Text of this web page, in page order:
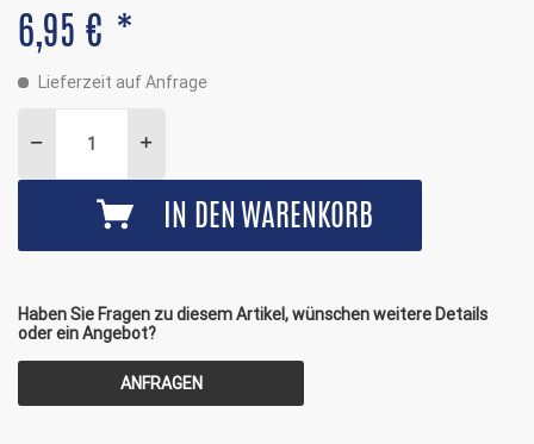
6,95 € *
Lieferzeit auf Anfrage
IN DENWARENKORB
Haben Sie Fragen zu diesem Artikel, wünschen weitere Details
oder ein Angebot?
ANFRAGEN